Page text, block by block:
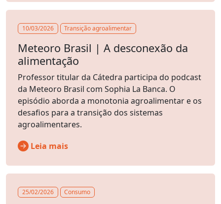
10/03/2026 Transição agroalimentar
Meteoro Brasil | A desconexão da
alimentação
Professor titular da Cátedra participa do podcast
da Meteoro Brasil com Sophia La Banca. O
episódio aborda a monotonia agroalimentar e os
desafios para a transição dos sistemas
agroalimentares.
Leia mais
25/02/2026 Consumo